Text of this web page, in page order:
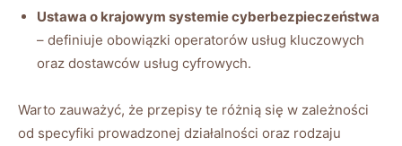
Ustawa o​ krajowym systemie cyberbezpieczeństwa
– ‍definiuje obowiązki ⁢operatorów usług​ kluczowych
oraz ⁢dostawców usług cyfrowych.
Warto zauważyć, że przepisy te różnią się w ‌zależności
od specyfiki prowadzonej działalności oraz⁤ rodzaju